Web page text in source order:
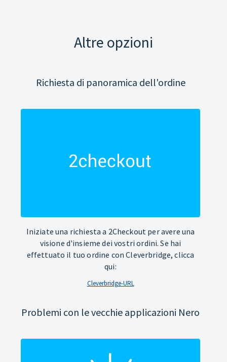
Altre opzioni
Richiesta di panoramica dell'ordine
Iniziate una richiesta a 2Checkout per avere una
visione d'insieme dei vostri ordini. Se hai
effettuato il tuo ordine con Cleverbridge, clicca
qui:
Cleverbridge-URL
Problemi con le vecchie applicazioni Nero